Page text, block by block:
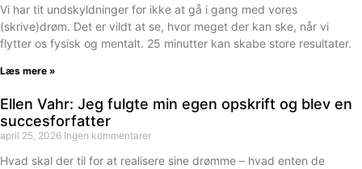
Vi har tit undskyldninger for ikke at gå i gang med vores
(skrive)drøm. Det er vildt at se, hvor meget der kan ske, når vi
flytter os fysisk og mentalt. 25 minutter kan skabe store resultater.
Læs mere »
Ellen Vahr: Jeg fulgte min egen opskrift og blev en
succesforfatter
april 25, 2026 Ingen kommentarer
Hvad skal der til for at realisere sine drømme – hvad enten de